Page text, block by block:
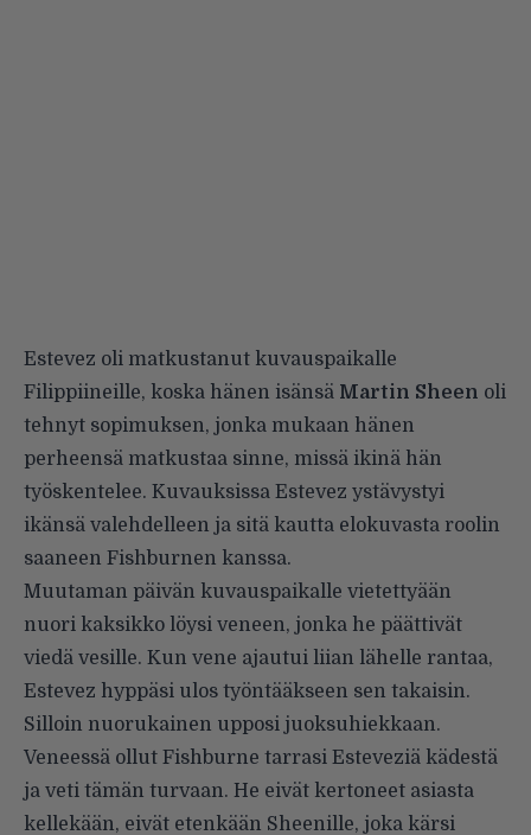
Estevez oli matkustanut kuvauspaikalle
Filippiineille, koska hänen isänsä Martin Sheen oli
tehnyt sopimuksen, jonka mukaan hänen
perheensä matkustaa sinne, missä ikinä hän
työskentelee. Kuvauksissa Estevez ystävystyi
ikänsä valehdelleen ja sitä kautta elokuvasta roolin
saaneen Fishburnen kanssa.
Muutaman päivän kuvauspaikalle vietettyään
nuori kaksikko löysi veneen, jonka he päättivät
viedä vesille. Kun vene ajautui liian lähelle rantaa,
Estevez hyppäsi ulos työntääkseen sen takaisin.
Silloin nuorukainen upposi juoksuhiekkaan.
Veneessä ollut Fishburne tarrasi Esteveziä kädestä
ja veti tämän turvaan. He eivät kertoneet asiasta
kellekään, eivät etenkään Sheenille, joka kärsi